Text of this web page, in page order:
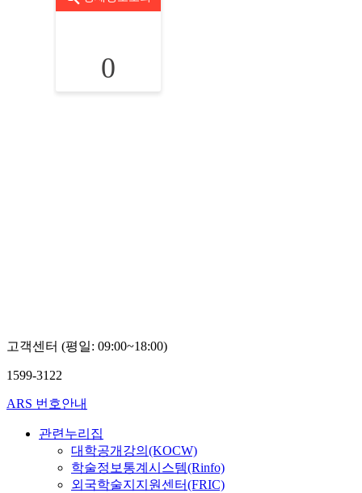
0
고객센터 (평일: 09:00~18:00)
1599-3122
ARS 번호안내
관련누리집
대학공개강의(KOCW)
학술정보통계시스템(Rinfo)
외국학술지지원센터(FRIC)